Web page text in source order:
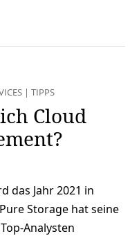
| TIPPS
Cloud
das Jahr 2021 in
Storage hat seine
Analysten